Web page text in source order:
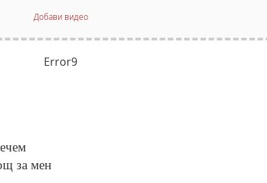
Добави видео
Error9
за мен